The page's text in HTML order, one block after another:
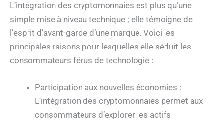
L’intégration des cryptomonnaies est plus qu’une
simple mise à niveau technique ; elle témoigne de
l’esprit d’avant-garde d’une marque. Voici les
principales raisons pour lesquelles elle séduit les
consommateurs férus de technologie :
Participation aux nouvelles économies :
L’intégration des cryptomonnaies permet aux
consommateurs d’explorer les actifs